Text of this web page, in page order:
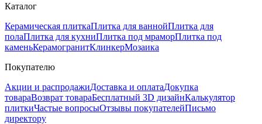
Каталог
Керамическая плиткаПлитка для ваннойПлитка для
полаПлитка для кухниПлитка под мраморПлитка под
каменьКерамогранитКлинкерМозаика
Покупателю
Акции и распродажиДоставка и оплатаДокупка
товараВозврат товараБесплатный 3D дизайнКалькулятор
плиткиЧастые вопросыОтзывы покупателейПисьмо
директору